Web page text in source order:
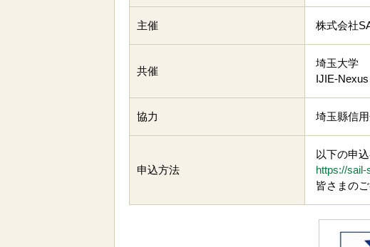
主催 株式会社
共催
埼玉大学
IJIE-Nexus
協力 埼玉縣信
申込方法
以下の申
https://
皆さまの